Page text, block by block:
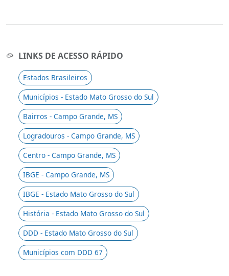
LINKS DE ACESSO RÁPIDO
Estados Brasileiros
Municípios - Estado Mato Grosso do Sul
Bairros - Campo Grande, MS
Logradouros - Campo Grande, MS
Centro - Campo Grande, MS
IBGE - Campo Grande, MS
IBGE - Estado Mato Grosso do Sul
História - Estado Mato Grosso do Sul
DDD - Estado Mato Grosso do Sul
Municípios com DDD 67